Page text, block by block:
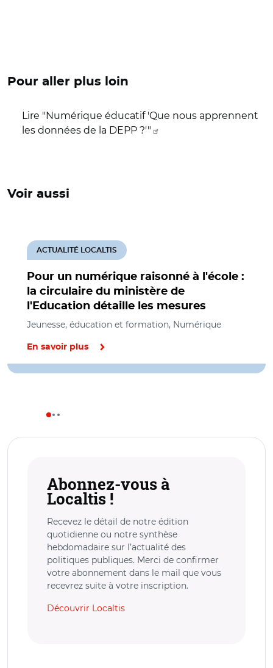
Pour aller plus loin
Lire "Numérique éducatif 'Que nous apprennent
les données de la DEPP ?'"
Voir aussi
Pour un numérique raisonné à l'école :
la circulaire du ministère de
l'Education détaille les mesures
ACTUALITÉ LOCALTIS
Jeunesse, éducation et formation, Numérique
En savoir plus
Abonnez-vous à
Localtis !
Recevez le détail de notre édition
quotidienne ou notre synthèse
hebdomadaire sur l’actualité des
politiques publiques. Merci de confirmer
votre abonnement dans le mail que vous
recevrez suite à votre inscription.
Découvrir Localtis